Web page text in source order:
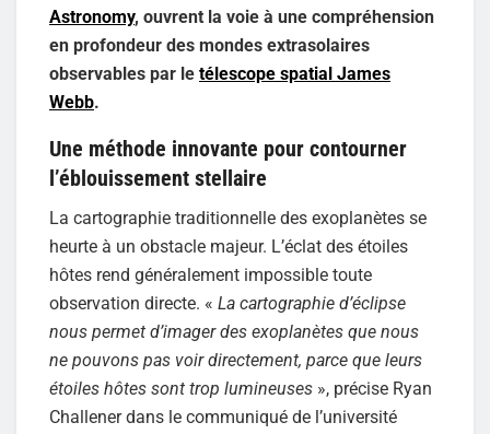
Astronomy, ouvrent la voie à une compréhension
en profondeur des mondes extrasolaires
observables par le télescope spatial James
Webb.
Une méthode innovante pour contourner
l’éblouissement stellaire
La cartographie traditionnelle des exoplanètes se
heurte à un obstacle majeur. L’éclat des étoiles
hôtes rend généralement impossible toute
observation directe. « La cartographie d’éclipse
nous permet d’imager des exoplanètes que nous
ne pouvons pas voir directement, parce que leurs
étoiles hôtes sont trop lumineuses », précise Ryan
Challener dans le communiqué de l’université